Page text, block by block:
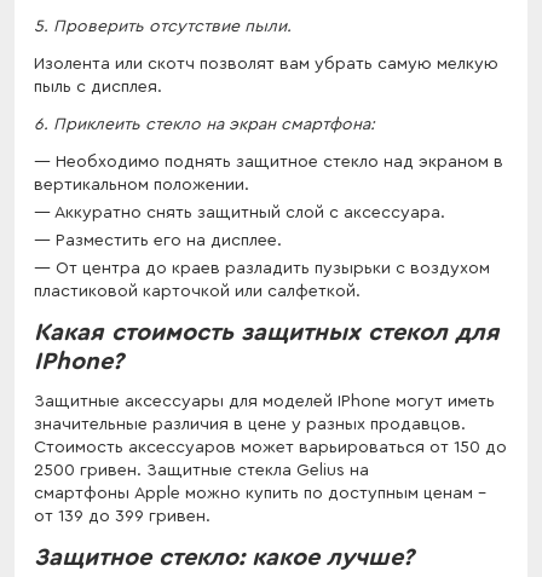
5. Проверить отсутствие пыли.
Изолента или скотч позволят вам убрать самую мелкую
пыль с дисплея.
6. Приклеить стекло на экран смартфона:
Необходимо поднять защитное стекло над экраном в
вертикальном положении.
Аккуратно снять защитный слой с аксессуара.
Разместить его на дисплее.
От центра до краев разладить пузырьки с воздухом
пластиковой карточкой или салфеткой.
Какая стоимость защитных стекол для
IPhone?
Защитные аксессуары для моделей IPhone могут иметь
значительные различия в цене у разных продавцов.
Стоимость аксессуаров может варьироваться от 150 до
2500 гривен. Защитные стекла Gelius на
смартфоны Apple можно купить по доступным ценам -
от 139 до 399 гривен.
Защитное стекло: какое лучше?